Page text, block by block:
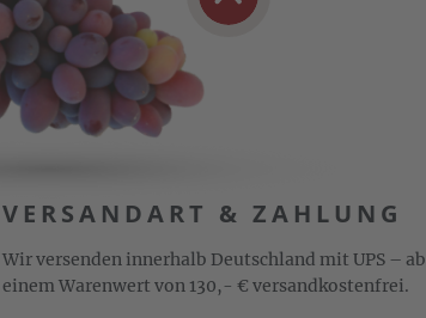
VERSANDART & ZAHLUNG
Wir versenden innerhalb Deutschland mit UPS – ab
einem Warenwert von 130,- € versandkostenfrei.